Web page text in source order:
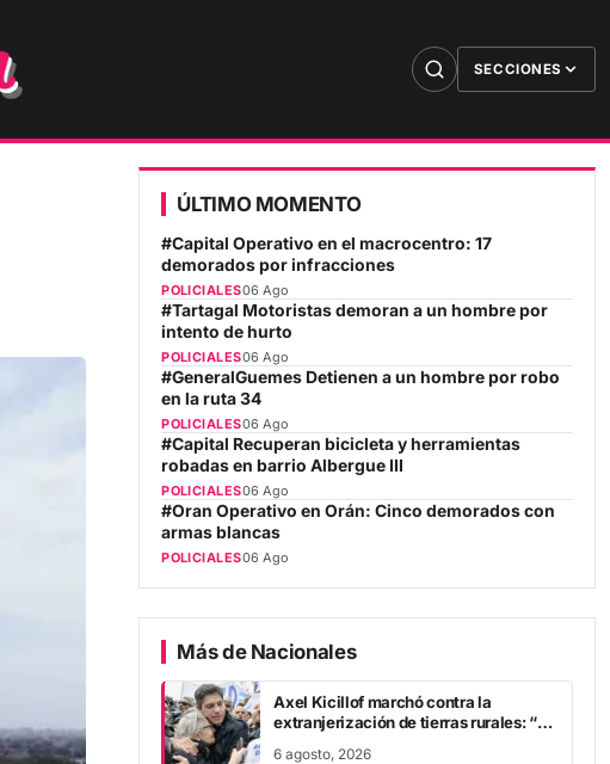
SECCIONES
ÚLTIMO MOMENTO
#Capital Operativo en el macrocentro: 17
demorados por infracciones
POLICIALES06 Ago
#Tartagal Motoristas demoran a un hombre por
intento de hurto
POLICIALES06 Ago
#GeneralGuemes Detienen a un hombre por robo
en la ruta 34
POLICIALES06 Ago
#Capital Recuperan bicicleta y herramientas
robadas en barrio Albergue III
POLICIALES06 Ago
#Oran Operativo en Orán: Cinco demorados con
armas blancas
POLICIALES06 Ago
Más de Nacionales
Axel Kicillof marchó contra la
extranjerización de tierras rurales: “A
6 agosto, 2026